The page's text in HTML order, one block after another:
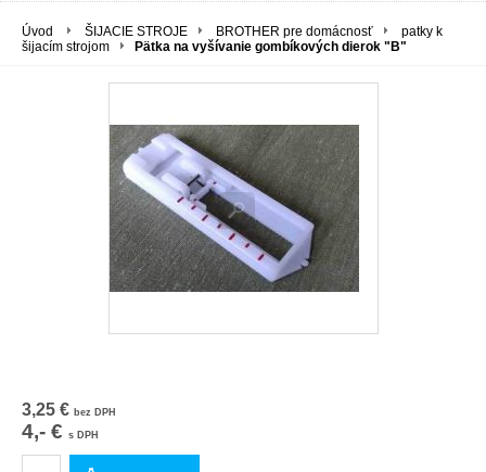
Úvod ŠIJACIE STROJE BROTHER pre domácnosť
patky k
šijacím strojom
Pätka na vyšívanie gombíkových dierok "B"
3,25 € bez DPH
4,- € s DPH